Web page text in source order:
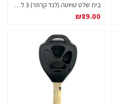
בית שלט טויוטה (לנד קרוזר) 3 לחצנים ללא לוגו
₪89.00